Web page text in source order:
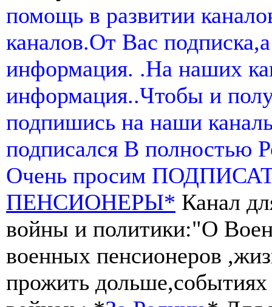
помощь в развитии
каналов.От Вас
информация. .На наших
информация..Чтобы и
подпишись на наши
подписался В полностью
Очень просим
ПЕНСИОНЕРЫ* Канал
войны и политики:"О
военных пенсионеров
прожить